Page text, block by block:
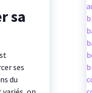
sa
ses
du